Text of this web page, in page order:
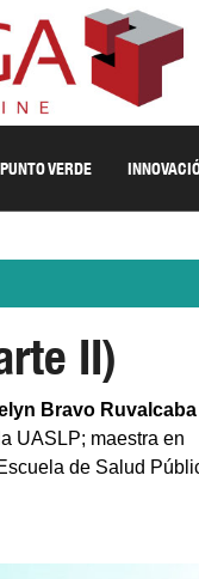
PUNTO VERDE
II)
Bravo Ruvalcaba
UASLP; maestra en
de Salud